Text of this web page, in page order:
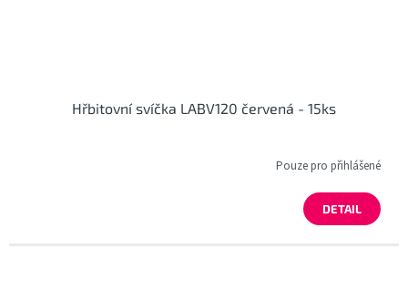
Hřbitovní svíčka LABV120 červená - 15ks
Pouze pro přihlášené
DETAIL